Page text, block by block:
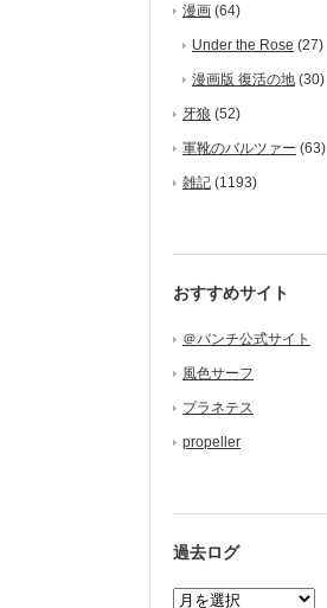
漫画 (64)
Under the Rose (27)
漫画版 復活の地 (30)
牙狼 (52)
軍靴のバルツァー (63)
雑記 (1193)
おすすめサイト
＠バンチ公式サイト
風色サーフ
プラネテス
propeller
過去ログ